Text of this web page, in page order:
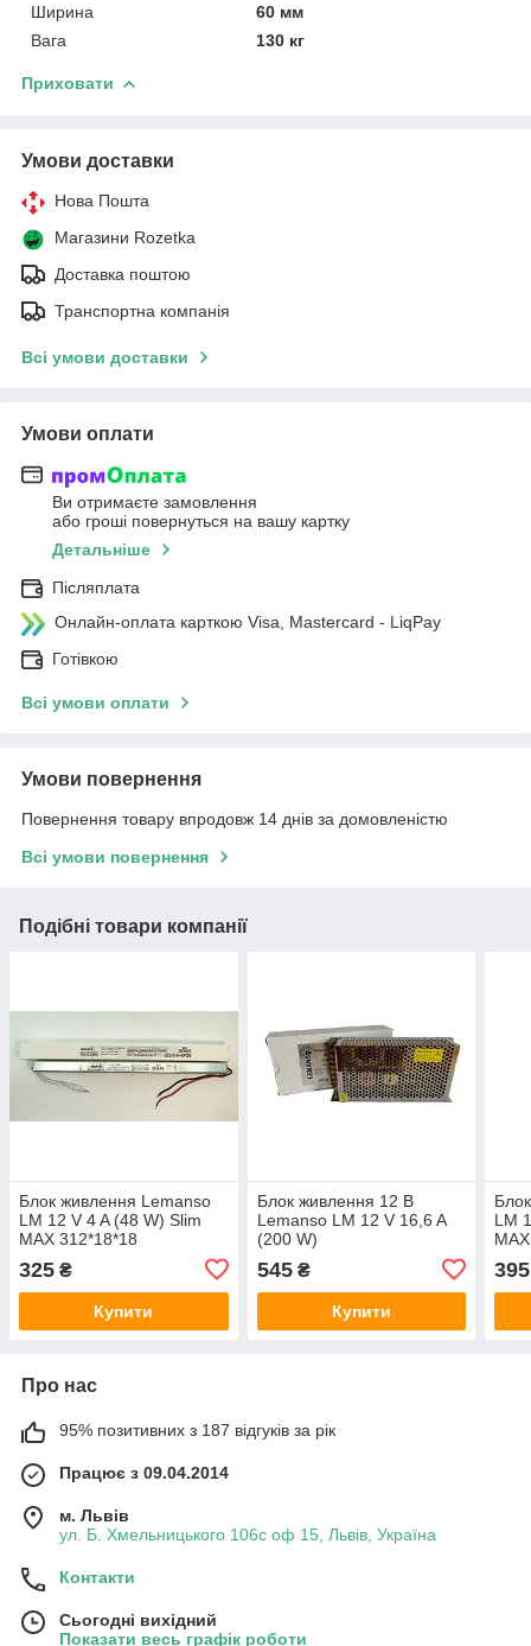
Ширина
60 мм
Вага
130 кг
Приховати
Умови доставки
Нова Пошта
Магазини Rozetka
Доставка поштою
Транспортна компанія
Всі умови доставки
Умови оплати
Ви отримаєте замовлення
або гроші повернуться на вашу картку
Детальніше
Післяплата
Онлайн-оплата карткою Visa, Mastercard - LiqPay
Готівкою
Всі умови оплати
Умови повернення
Повернення товару впродовж 14 днів за домовленістю
Всі умови повернення
Подібні товари компанії
Блок живлення Lemanso
LM 12 V 4 A (48 W) Slim
MAX 312*18*18
325 ₴
Купити
Блок живлення 12 В
Lemanso LM 12 V 16,6 A
(200 W)
545₴
Купити
LM
395
Про нас
95% позитивних з 187 відгуків за рік
Працює з 09.04.2014
м. Львів
ул. Б. Хмельницького 106с оф 15, Львів, Україна
Контакти
Сьогодні вихідний
Показати весь графік роботи